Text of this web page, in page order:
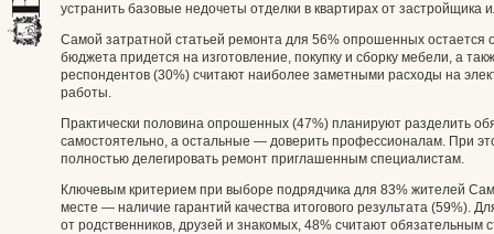
устранить базовые недочеты отделки в квартирах от застройщика
Самой затратной статьей ремонта для 56% опрошенных
бюджета придется на изготовление, покупку и сборку мебели, а
респондентов (30%) считают наиболее заметными расходы на
работы.
Практически половина опрошенных (47%) планируют разделить
самостоятельно, а остальные — доверить профессионалам. При
полностью делегировать ремонт приглашенным специалистам.
Ключевым критерием при выборе подрядчика для 83% жителей
месте — наличие гарантий качества итогового результата (59%).
от родственников, друзей и знакомых, 48% считают